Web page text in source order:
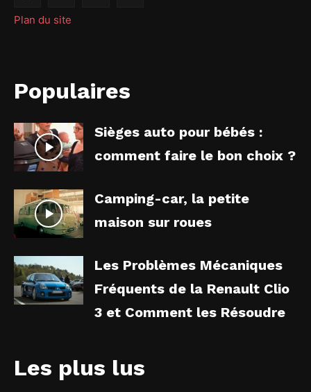
Plan du site
Populaires
Sièges auto pour bébés :
comment faire le bon choix ?
Camping-car, la petite
maison sur roues
Les Problèmes Mécaniques
Fréquents de la Renault Clio
3 et Comment les Résoudre
Les plus lus